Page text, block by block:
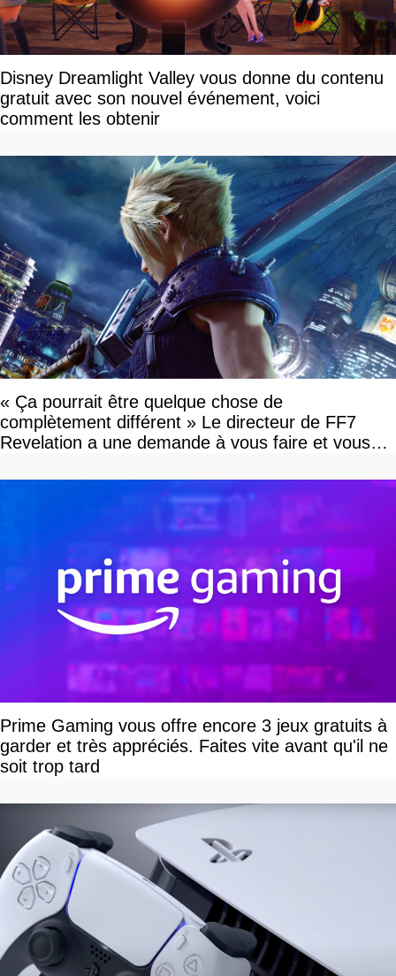
Disney Dreamlight Valley vous donne du contenu
gratuit avec son nouvel événement, voici
comment les obtenir
« Ça pourrait être quelque chose de
complètement différent » Le directeur de FF7
Revelation a une demande à vous faire et vous
Prime Gaming vous offre encore 3 jeux gratuits à
garder et très appréciés. Faites vite avant qu'il ne
soit trop tard